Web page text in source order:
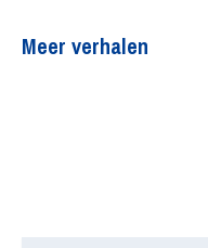
Meer verhalen